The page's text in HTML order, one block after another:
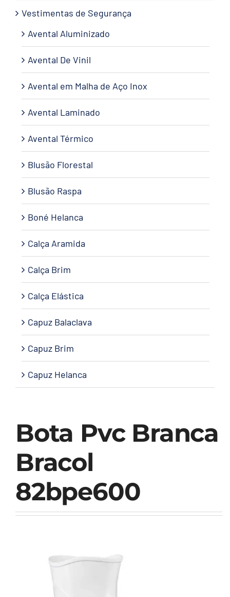
Bota Pvc Branca
Bracol
82bpe600
Vestimentas de Segurança
Avental Aluminizado
Avental De Vinil
Avental em Malha de Aço Inox
Avental Laminado
Avental Térmico
Blusão Florestal
Blusão Raspa
Boné Helanca
Calça Aramida
Calça Brim
Calça Elástica
Capuz Balaclava
Capuz Brim
Capuz Helanca